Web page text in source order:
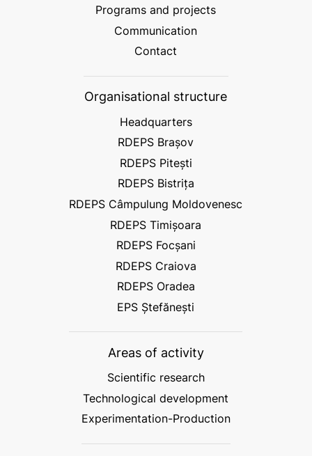
Programs and projects
Communication
Contact
Organisational structure
Headquarters
RDEPS Brașov
RDEPS Pitești
RDEPS Bistrița
RDEPS Câmpulung Moldovenesc
RDEPS Timișoara
RDEPS Focșani
RDEPS Craiova
RDEPS Oradea
EPS Ștefănești
Areas of activity
Scientific research
Technological development
Experimentation-Production